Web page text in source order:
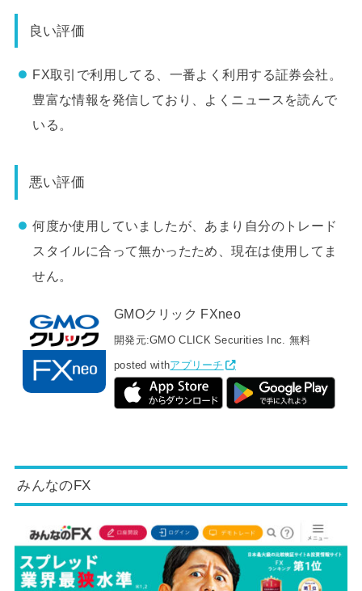
良い評価
FX取引で利用してる、一番よく利用する証券会社。
豊富な情報を発信しており、よくニュースを読んで
いる。
悪い評価
何度か使用していましたが、あまり自分のトレード
スタイルに合って無かったため、現在は使用してま
せん。
GMOクリック FXneo
開発元:GMO CLICK Securities Inc. 無料
posted withアプリーチ
みんなのFX